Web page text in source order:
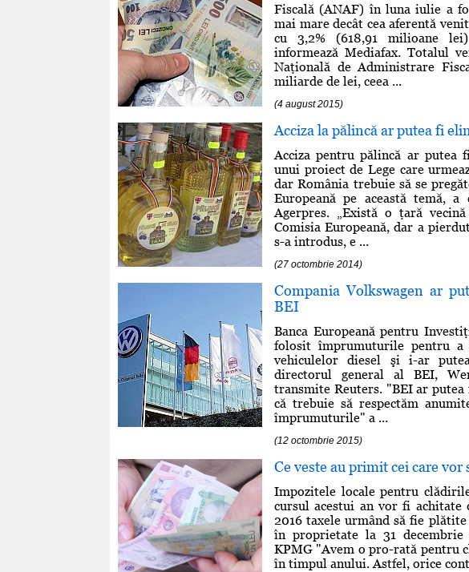
Fiscală (ANAF) în luna iulie a
mai mare decât cea aferentă
cu 3,2% (618,91 milioane
informează Mediafax. Totalul
Naţională de Administrare
miliarde de lei, ceea ...
(4 august 2015)
Acciza la pălincă ar putea fi
Acciza pentru pălincă ar putea
unui proiect de Lege care
dar România trebuie să se
Europeană pe această temă,
Agerpres. „Există o ţară
Comisia Europeană, dar a
s-a introdus, e ...
(27 octombrie 2014)
Compania Volkswagen ar
BEI
Banca Europeană pentru
folosit împrumuturile pentru
vehiculelor diesel şi i-ar
directorul general al BEI,
transmite Reuters. "BEI ar
că trebuie să respectăm
împrumuturile" a ...
(12 octombrie 2015)
Ce veste au primit cei care
Impozitele locale pentru
cursul acestui an vor fi
2016 taxele urmând să fie
în proprietate la 31
KPMG "Avem o pro-rată pentru
în timpul anului. Astfel, orice